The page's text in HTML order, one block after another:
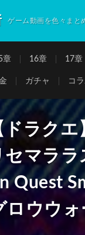
ゲーム動画を色々まと
章 16章 17章
ガチャ コ
ラクエ
マララ
Quest
ロウウォ